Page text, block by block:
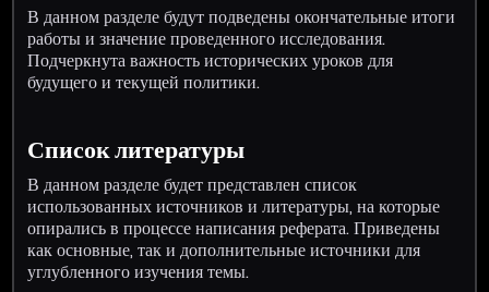
В данном разделе будут подведены окончательные итоги
работы и значение проведенного исследования.
Подчеркнута важность исторических уроков для
будущего и текущей политики.
Список литературы
В данном разделе будет представлен список
использованных источников и литературы, на которые
опирались в процессе написания реферата. Приведены
как основные, так и дополнительные источники для
углубленного изучения темы.